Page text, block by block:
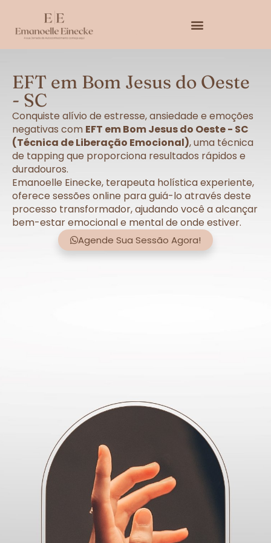
EFT em Bom Jesus do Oeste
- SC
Conquiste alívio de estresse, ansiedade e emoções
negativas com EFT em Bom Jesus do Oeste - SC
(Técnica de Liberação Emocional), uma técnica
de tapping que proporciona resultados rápidos e
duradouros.
Emanoelle Einecke, terapeuta holística experiente,
oferece sessões online para guiá-lo através deste
processo transformador, ajudando você a alcançar
bem-estar emocional e mental de onde estiver.
Agende Sua Sessão Agora!